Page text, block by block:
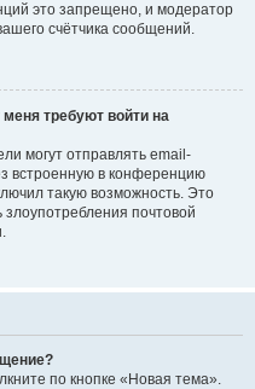
это запрещено, и модератор
счётчика сообщений.
требуют войти на
могут отправлять email-
встроенную в конференцию
такую возможность. Это
почтовой
по кнопке «Новая тема».